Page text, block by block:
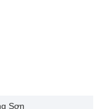
Sơn